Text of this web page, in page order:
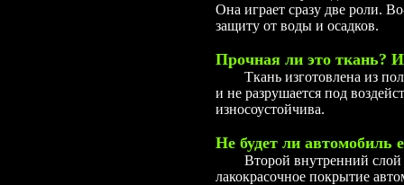
Она играет сразу две роли.
защиту от воды и осадков.
Прочная ли это ткань?
Ткань изготовлена из
и не разрушается под
износоустойчива.
Не будет ли автомобиль
Второй внутренний слой
лакокрасочное покрытие